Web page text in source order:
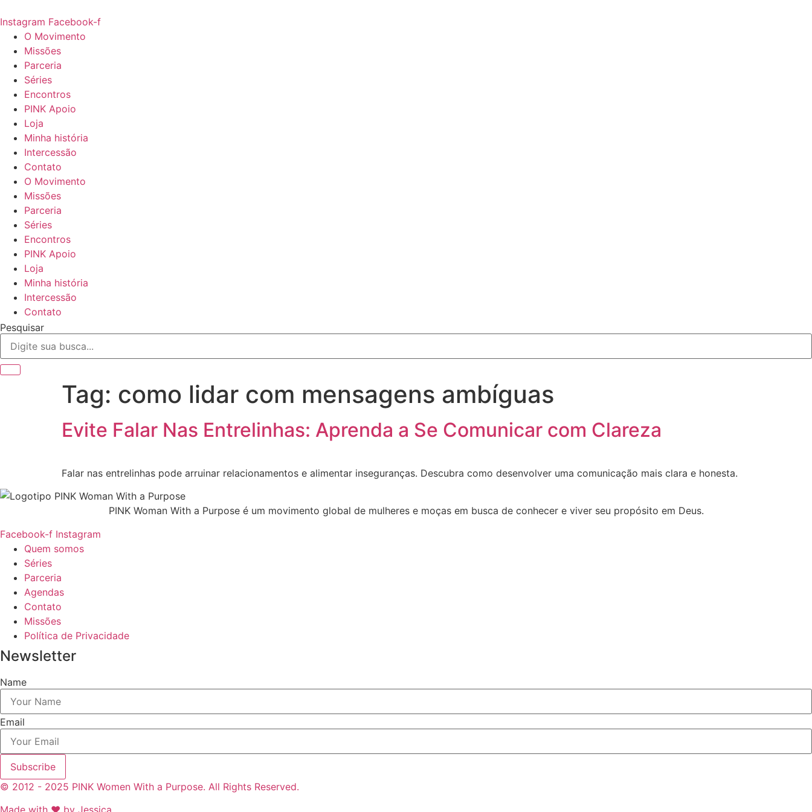
para
conteúdo
Instagram Facebook-f
O Movimento
Missões
Parceria
Séries
Encontros
PINK Apoio
Loja
Minha história
Intercessão
Contato
O Movimento
Missões
Parceria
Séries
Encontros
PINK Apoio
Loja
Minha história
Intercessão
Contato
Pesquisar
Tag: como lidar com mensagens ambíguas
Evite Falar Nas Entrelinhas: Aprenda a Se Comunicar com Clareza
Falar nas entrelinhas pode arruinar relacionamentos e alimentar inseguranças. Descubra como desenvolver uma comunicação mais clara e honesta.
PINK Woman With a Purpose é um movimento global de mulheres e moças em busca de conhecer e viver seu propósito em Deus.
Facebook-f Instagram
Quem somos
Séries
Parceria
Agendas
Contato
Missões
Política de Privacidade
Newsletter
Name
Email
Subscribe
© 2012 - 2025 PINK Women With a Purpose. All Rights Reserved.